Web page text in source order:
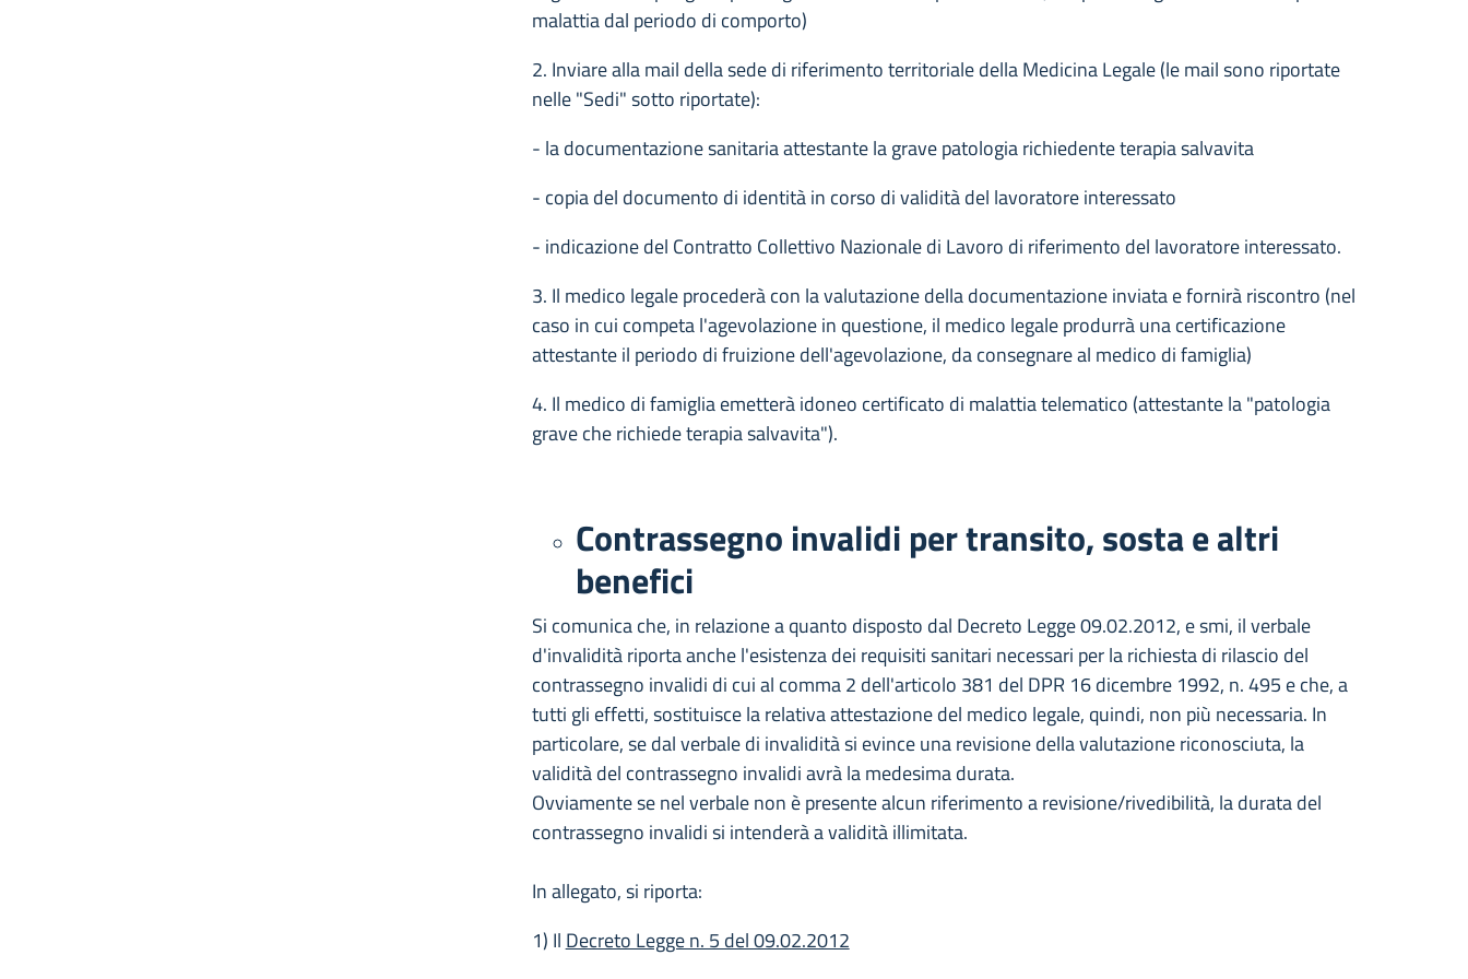
malattia dal periodo di comporto)
2. Inviare alla mail della sede di riferimento territoriale della Medicina Legale (le mail sono riportate
nelle "Sedi" sotto riportate):
- la documentazione sanitaria attestante la grave patologia richiedente terapia salvavita
- copia del documento di identità in corso di validità del lavoratore interessato
- indicazione del Contratto Collettivo Nazionale di Lavoro di riferimento del lavoratore interessato.
3. Il medico legale procederà con la valutazione della documentazione inviata e fornirà riscontro (nel
caso in cui competa l'agevolazione in questione, il medico legale produrrà una certificazione
attestante il periodo di fruizione dell'agevolazione, da consegnare al medico di famiglia)
4. Il medico di famiglia emetterà idoneo certificato di malattia telematico (attestante la "patologia
grave che richiede terapia salvavita").
Contrassegno invalidi per transito, sosta e altri
benefici
Si comunica che, in relazione a quanto disposto dal Decreto Legge 09.02.2012, e smi, il verbale
d'invalidità riporta anche l'esistenza dei requisiti sanitari necessari per la richiesta di rilascio del
contrassegno invalidi di cui al comma 2 dell'articolo 381 del DPR 16 dicembre 1992, n. 495 e che, a
tutti gli effetti, sostituisce la relativa attestazione del medico legale, quindi, non più necessaria. In
particolare, se dal verbale di invalidità si evince una revisione della valutazione riconosciuta, la
validità del contrassegno invalidi avrà la medesima durata.
Ovviamente se nel verbale non è presente alcun riferimento a revisione/rivedibilità, la durata del
contrassegno invalidi si intenderà a validità illimitata.
In allegato, si riporta:
1) Il Decreto Legge n. 5 del 09.02.2012